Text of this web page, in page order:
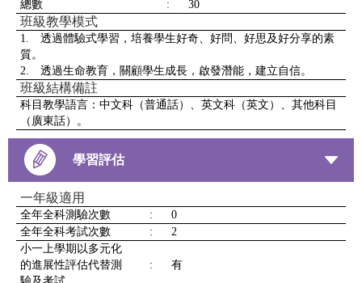
總數
: 30
班級教學模式
1. 透過體驗式學習，培養學生好奇、好問、好思及好分享的素
質。
2. 透過生命教育，關顧學生成長，啟發潛能，建立自信。
班級結構備註
科目教學語言：中文科（普通話）、英文科（英文）、其他科目
（廣東話）。
學習評估
一年級適用
全年全科測驗次數 :
0
全年全科考試次數
:
2
小一上學期以多元化
的進展性評估代替測
: 有